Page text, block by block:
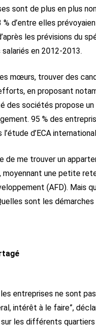
sont de plus en plus
% d’entre elles
les prévisions du
en 2012-2013.
mœurs, trouver des
en proposant
des sociétés propose
95 % des
d’ECA
de me trouver un
une petite
(AFD).
sont les démarches
entreprises ne sont
intérêt à le faire”,
les différents